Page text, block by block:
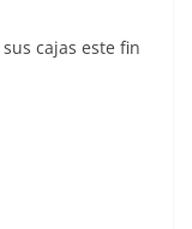
cajas este fin